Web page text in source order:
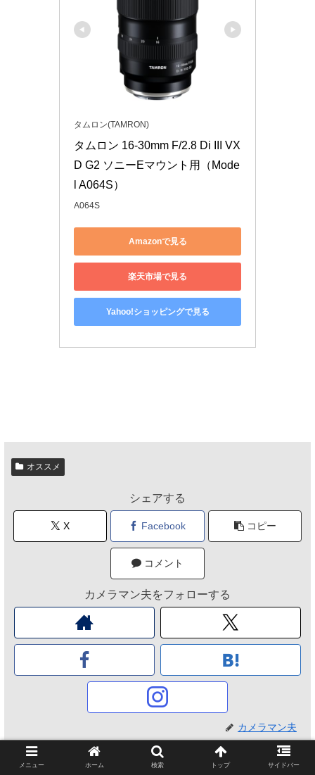
タムロン(TAMRON)
タムロン 16-30mm F/2.8 Di III VX
D G2 ソニーEマウント用（Mode
l A064S）
A064S
Amazonで見る
楽天市場で見る
Yahoo!ショッピングで見る
オススメ
シェアする
X Facebook コピー
コメント
カメラマン夫をフォローする
カメラマン夫
メニュー ホーム 検索 トップ サイドバー